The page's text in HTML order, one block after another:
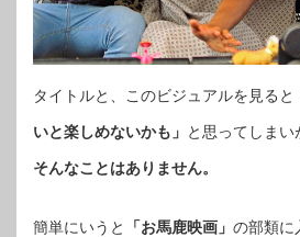
タイトルと、このビジュアルを見ると
いと楽しめないかも」 と思ってしまい
そんなことはありません。
簡単にいうと 「お馬鹿映画」 の部類に